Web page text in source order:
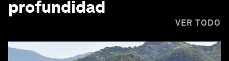
profundidad
VER TODO